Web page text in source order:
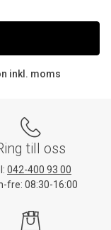
inkl. moms
till oss
042-400 93 00
fre: 08:30-16:00